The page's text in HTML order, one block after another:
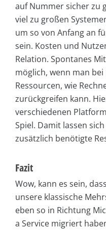
auf Nummer sicher zu
viel zu großen
um so von Anfang an
sein. Kosten und
Relation. Spontanes
möglich, wenn man
Ressourcen, wie
zurückgreifen kann.
verschiedenen
Spiel. Damit lassen
zusätzlich benötigte
Fazit
Wow, kann es sein,
unsere klassische
eben so in Richtung
a Service migriert